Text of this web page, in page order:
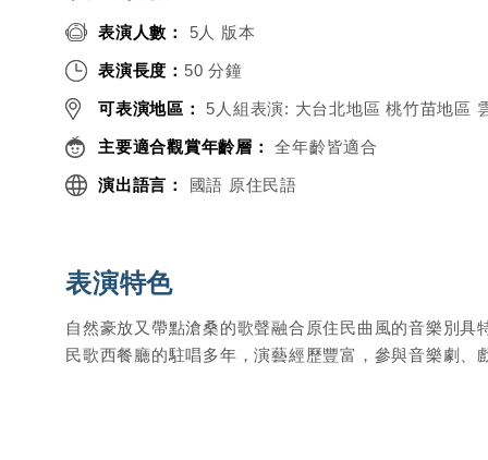
表演人數： 5人 版本
表演長度： 50 分鐘
可表演地區： 5人組表演: 大台北地區 桃竹苗地區
主要適合觀賞年齡層： 全年齡皆適合
演出語言： 國語 原住民語
表演特色
自然豪放又帶點滄桑的歌聲融合原住民曲風的音樂別
民歌西餐廳的駐唱多年，演藝經歷豐富，參與音樂劇、